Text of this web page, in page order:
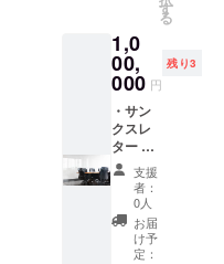
品（10
当）
用提供
(東北地
方限定)
・
Facebo
okグ
ループ
にご招
待（随
時情報
を発信
しま
す） ・
アー
す
る
1,0
00,
000 円
残り3
・サン
クスレ
ター ・
EnoGG
特製ス
テッ
カー ・
EnoGG
特製
支援
者：
0人
お届
け予
定：